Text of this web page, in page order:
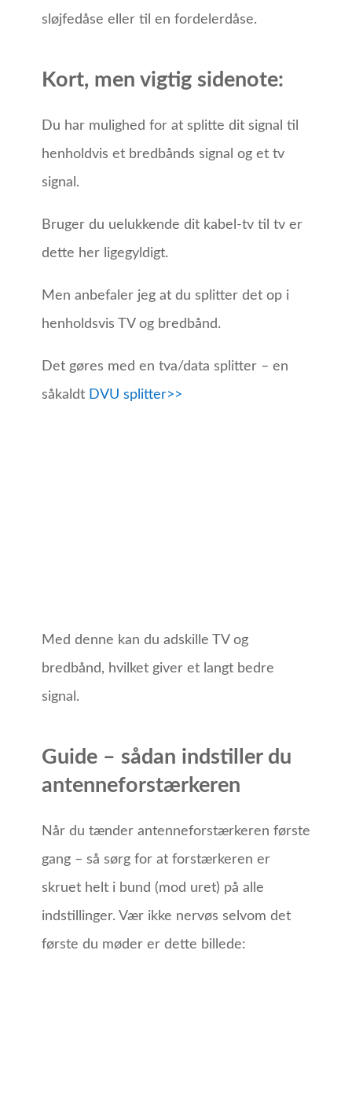
sløjfedåse eller til en fordelerdåse.
Kort, men vigtig sidenote:
Du har mulighed for at splitte dit signal til
henholdvis et bredbånds signal og et tv
signal.
Bruger du uelukkende dit kabel-tv til tv er
dette her ligegyldigt.
Men anbefaler jeg at du splitter det op i
henholdsvis TV og bredbånd.
Det gøres med en tva/data splitter – en
såkaldt DVU splitter>>
Med denne kan du adskille TV og
bredbånd, hvilket giver et langt bedre
signal.
Guide – sådan indstiller du
antenneforstærkeren
Når du tænder antenneforstærkeren første
gang – så sørg for at forstærkeren er
skruet helt i bund (mod uret) på alle
indstillinger. Vær ikke nervøs selvom det
første du møder er dette billede: